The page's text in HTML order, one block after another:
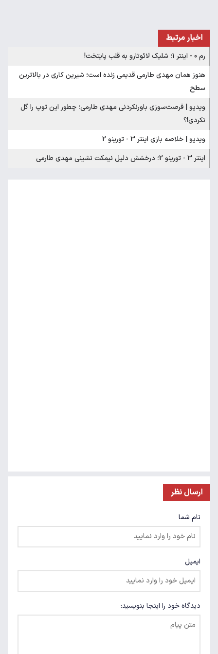
اخبار مرتبط
رم 0 - اینتر 1؛ شلیک لائوتارو به قلب پایتخت!
هنوز همان مهدی طارمی قدیمی زنده است؛ شیرین کاری در بالاترین
سطح
ویدیو | فرصت‌سوزی باورنکردنی مهدی طارمی؛ چطور این توپ را گل
نکردی!؟
ویدیو | خلاصه بازی اینتر 3 - تورینو 2
اینتر 3 - تورینو 2؛ درخشش دلیل نیمکت نشینی مهدی طارمی
ارسال نظر
نام شما
ایمیل
دیدگاه خود را اینجا بنویسید: